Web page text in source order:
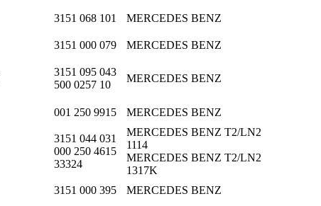
3151 068 101 MERCEDES BENZ
3151 000 079 MERCEDES BENZ
3151 095 043
500 0257 10
MERCEDES BENZ
001 250 9915 MERCEDES BENZ
3151 044 031
000 250 4615
33324
MERCEDES BENZ T2/LN2
1114
MERCEDES BENZ T2/LN2
1317K
3151 000 395
MERCEDES BENZ